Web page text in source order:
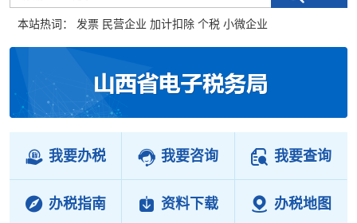
本站热词： 发票 民营企业 加计扣除 个税 小微企业
我要办税 我要咨询 我要查询
办税指南 资料下载 办税地图